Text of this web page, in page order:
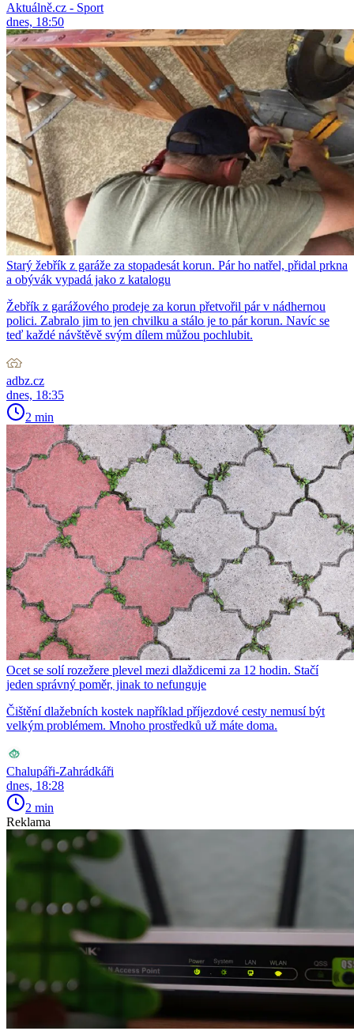
Aktuálně.cz - Sport
dnes, 18:50
Starý žebřík z garáže za stopadesát korun. Pár ho natřel, přidal prkna
a obývák vypadá jako z katalogu
Žebřík z garážového prodeje za korun přetvořil pár v nádhernou
polici. Zabralo jim to jen chvilku a stálo je to pár korun. Navíc se
teď každé návštěvě svým dílem můžou pochlubit.
adbz.cz
dnes, 18:35
2 min
Ocet se solí rozežere plevel mezi dlaždicemi za 12 hodin. Stačí
jeden správný poměr, jinak to nefunguje
Čištění dlažebních kostek například příjezdové cesty nemusí být
velkým problémem. Mnoho prostředků už máte doma.
Chalupáři-Zahrádkáři
dnes, 18:28
2 min
Reklama